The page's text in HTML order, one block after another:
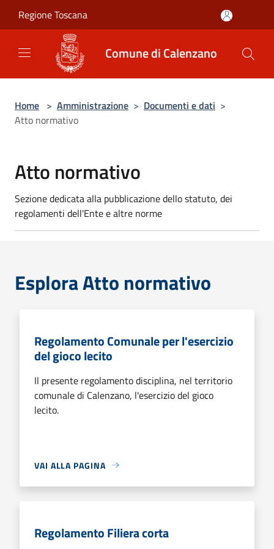
Regione Toscana
Comune di Calenzano
Home > Amministrazione > Documenti e dati >
Atto normativo
Atto normativo
Sezione dedicata alla pubblicazione dello statuto, dei
regolamenti dell'Ente e altre norme
Esplora Atto normativo
Regolamento Comunale per l'esercizio
del gioco lecito
Il presente regolamento disciplina, nel territorio
comunale di Calenzano, l'esercizio del gioco
lecito.
VAI ALLA PAGINA
Regolamento Filiera corta